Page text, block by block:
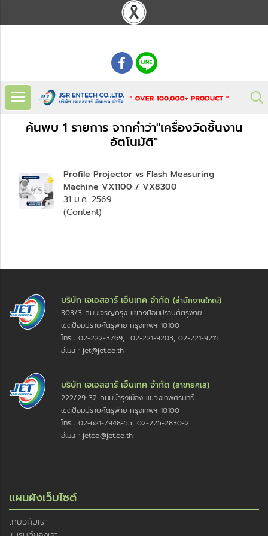
ค้นพบ 1 รายการ จากคำว่า"เครื่องวัดชิ้นงาน
อัตโนมัติ"
Profile Projector vs Flash Measuring
Machine VX1100 / VX8300
31 ม.ค. 2569
(Content)
บริษัท เจเอสอาร์ เอ็นเทค จำกัด (สำนักงานใหญ่)
303/3 ถนนเจริญกรุง แขวงป้อมปราบศัตรูพ่าย
เขตป้อมปราบศัตรูพ่าย กรุงเทพฯ 10100
โทร : 02-222-3769, 02-221-9203, 02-221-9215
อีเมล : jet@jet.co.th
บริษัท เจเอสอาร์ เอ็นเทค จำกัด (สาขายศเส)
222/29-32 ถนนบำรุงเมือง แขวงเทพศิรินทร์
เขตป้อมปราบศัตรูพ่าย กรุงเทพฯ 10100
โทร : 02-621-7948-55, 02-225-2830-2
อีเมล : jetco@jet.co.th
แผนผังเว็บไซต์
เกี่ยวกับเรา